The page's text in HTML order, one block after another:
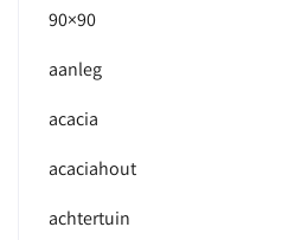
90×90
aanleg
acacia
acaciahout
achtertuin